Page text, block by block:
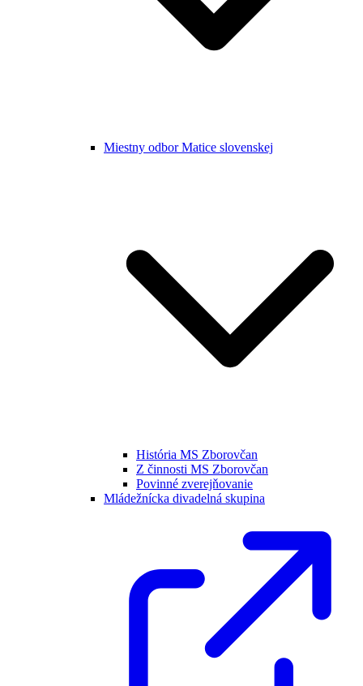
Miestny odbor Matice slovenskej
História MS Zborovčan
Z činnosti MS Zborovčan
Povinné zverejňovanie
Mládežnícka divadelná skupina